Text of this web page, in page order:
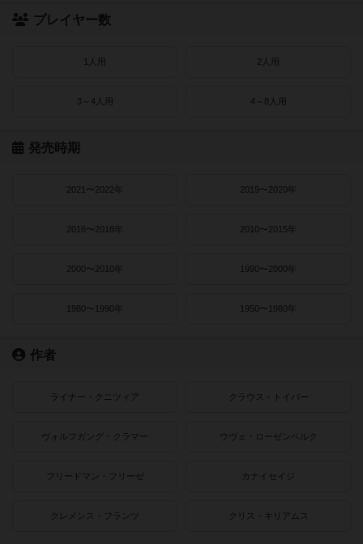
プレイヤー数
1人用 2人用
3～4人用 4～8人用
発売時期
2021〜2022年 2019〜2020年
2016〜2018年 2010〜2015年
2000〜2010年 1990〜2000年
1980〜1990年 1950〜1980年
作者
ライナー・クニツィア クラウス・トイバー
ヴォルフガング・クラマー ウヴェ・ローゼンベルク
フリードマン・フリーゼ カナイセイジ
クレメンス・フランツ クリス・キリアムス